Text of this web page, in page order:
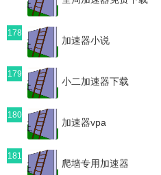
178
加速器小说
179
小二加速器下载
180
加速器vpa
181
爬墙专用加速器